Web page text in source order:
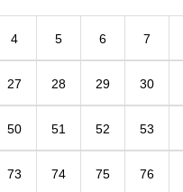
4 5 6 7
27 28 29 30
50 51 52 53
73 74 75 76